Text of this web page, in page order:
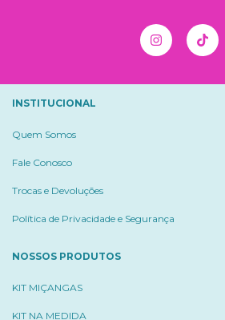
INSTITUCIONAL
Quem Somos
Fale Conosco
Trocas e Devoluções
Política de Privacidade e Segurança
NOSSOS PRODUTOS
KIT MIÇANGAS
KIT NA MEDIDA